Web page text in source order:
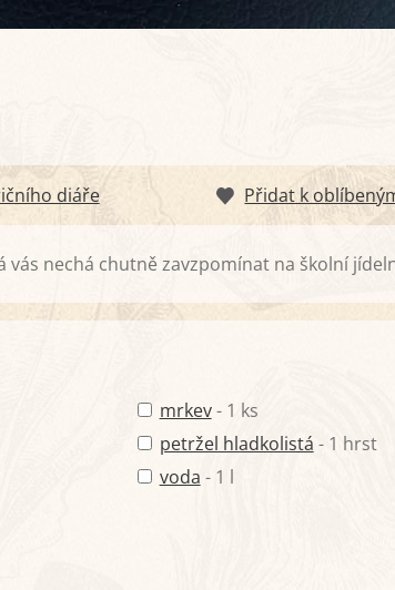
diáře Přidat k
vás nechá chutně zavzpomínat na školní
mrkev- 1 ks
petržel hladkolistá - 1 hrst
voda - 1 l